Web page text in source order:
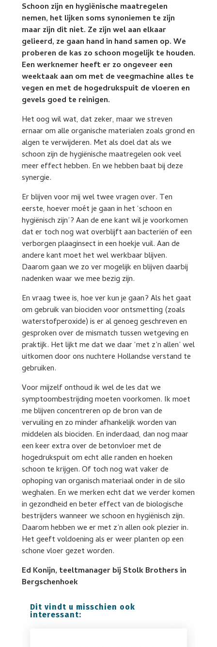
Schoon zijn en hygiënische maatregelen
nemen, het lijken soms synoniemen te zijn
maar zijn dit niet. Ze zijn wel aan elkaar
gelieerd, ze gaan hand in hand samen op. We
proberen de kas zo schoon mogelijk te houden.
Een werknemer heeft er zo ongeveer een
weektaak aan om met de veegmachine alles te
vegen en met de hogedrukspuit de vloeren en
gevels goed te reinigen.
Het oog wil wat, dat zeker, maar we streven
ernaar om alle organische materialen zoals grond en
algen te verwijderen. Met als doel dat als we
schoon zijn de hygiënische maatregelen ook veel
meer effect hebben. En we hebben baat bij deze
synergie.
Er blijven voor mij wel twee vragen over. Ten
eerste, hoever moét je gaan in het ‘schoon en
hygiënisch zijn’? Aan de ene kant wil je voorkomen
dat er toch nog wat overblijft aan bacteriën of een
verborgen plaaginsect in een hoekje vuil. Aan de
andere kant moet het wel werkbaar blijven.
Daarom gaan we zo ver mogelijk en blijven daarbij
nadenken waar we mee bezig zijn.
En vraag twee is, hoe ver kun je gaan? Als het gaat
om gebruik van biociden voor ontsmetting (zoals
waterstofperoxide) is er al genoeg geschreven en
gesproken over de mismatch tussen wetgeving en
praktijk. Het lijkt me dat we daar ‘met z’n allen’ wel
uitkomen door ons nuchtere Hollandse verstand te
gebruiken.
Voor mijzelf onthoud ik wel de les dat we
symptoombestrijding moeten voorkomen. Ik moet
me blijven concentreren op de bron van de
vervuiling en zo minder afhankelijk worden van
middelen als biociden. En inderdaad, dan nog maar
een keer extra over de betonvloer met de
hogedrukspuit om echt alle randen en hoeken
schoon te krijgen. Of toch nog wat vaker de
ophoping van organisch materiaal onder in de silo
weghalen. En we merken echt dat we verder komen
in gezondheid en beter effect van de biologische
bestrijders wanneer we schoon en hygiënisch zijn.
Daarom hebben we er met z’n allen ook plezier in.
Het geeft voldoening als er weer planten op een
schone vloer gezet worden.
Ed Konijn, teeltmanager bij Stolk Brothers in
Bergschenhoek
Dit vindt u misschien ook
interessant: